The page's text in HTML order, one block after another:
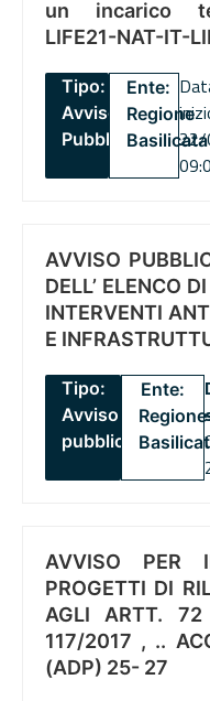
un incarico
LIFE21-NAT-IT-
Tipo:
Avviso
Pubblico
Ente:
Regione
Basilicata
AVVISO
DELL’ ELENCO
INTERVENTI
E
Tipo:
Avviso
pubblico
Ente:
Regione
AVVISO PER
PROGETTI DI
AGLI ARTT.
117/2017 , ..
(ADP) 25- 27